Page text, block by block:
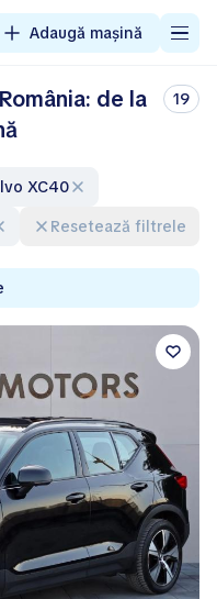
Adaugă mașină
de la
19
XC40
Resetează filtrele